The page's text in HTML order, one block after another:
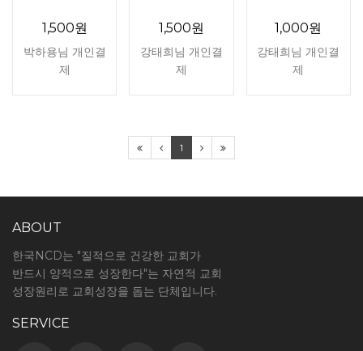
1,500원
박하용님 개인결
제
1,500원
강태희님 개인결
제
1,000원
강태희님 개인결
제
1
ABOUT
한국NCD는 "질적으로 건강한 교회가
반드시 양적으로 성장한다"는 자연적 교회
성장원리로 교회성장을 돕는 단체입니다.
SERVICE